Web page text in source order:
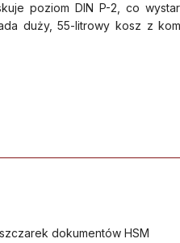
poziom DIN P-2, co
duży, 55-litrowy kosz z
dokumentów HSM